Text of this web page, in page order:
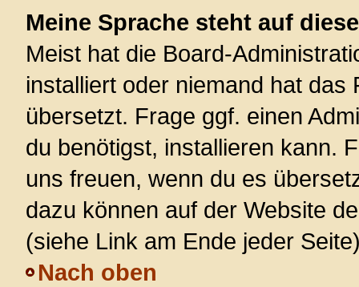
Meine Sprache steht auf
Meist hat die Board-
installiert oder niemand hat
übersetzt. Frage ggf. einen
du benötigst, installieren kann.
uns freuen, wenn du es
dazu können auf der Website
(siehe Link am Ende jeder
Nach oben